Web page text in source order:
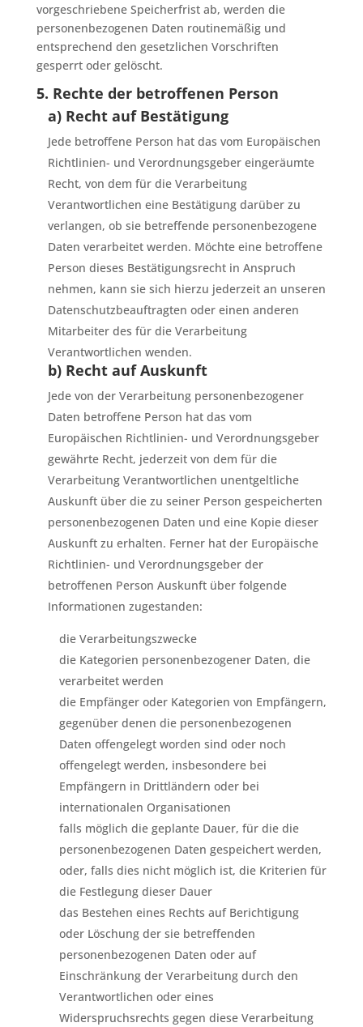
vorgeschriebene Speicherfrist ab, werden die
personenbezogenen Daten routinemäßig und
entsprechend den gesetzlichen Vorschriften
gesperrt oder gelöscht.
5. Rechte der betroffenen Person
a) Recht auf Bestätigung
Jede betroffene Person hat das vom Europäischen
Richtlinien- und Verordnungsgeber eingeräumte
Recht, von dem für die Verarbeitung
Verantwortlichen eine Bestätigung darüber zu
verlangen, ob sie betreffende personenbezogene
Daten verarbeitet werden. Möchte eine betroffene
Person dieses Bestätigungsrecht in Anspruch
nehmen, kann sie sich hierzu jederzeit an unseren
Datenschutzbeauftragten oder einen anderen
Mitarbeiter des für die Verarbeitung
Verantwortlichen wenden.
b) Recht auf Auskunft
Jede von der Verarbeitung personenbezogener
Daten betroffene Person hat das vom
Europäischen Richtlinien- und Verordnungsgeber
gewährte Recht, jederzeit von dem für die
Verarbeitung Verantwortlichen unentgeltliche
Auskunft über die zu seiner Person gespeicherten
personenbezogenen Daten und eine Kopie dieser
Auskunft zu erhalten. Ferner hat der Europäische
Richtlinien- und Verordnungsgeber der
betroffenen Person Auskunft über folgende
Informationen zugestanden:
die Verarbeitungszwecke
die Kategorien personenbezogener Daten, die
verarbeitet werden
die Empfänger oder Kategorien von Empfängern,
gegenüber denen die personenbezogenen
Daten offengelegt worden sind oder noch
offengelegt werden, insbesondere bei
Empfängern in Drittländern oder bei
internationalen Organisationen
falls möglich die geplante Dauer, für die die
personenbezogenen Daten gespeichert werden,
oder, falls dies nicht möglich ist, die Kriterien für
die Festlegung dieser Dauer
das Bestehen eines Rechts auf Berichtigung
oder Löschung der sie betreffenden
personenbezogenen Daten oder auf
Einschränkung der Verarbeitung durch den
Verantwortlichen oder eines
Widerspruchsrechts gegen diese Verarbeitung